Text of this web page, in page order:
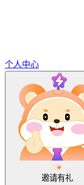
个人中心
邀请有礼